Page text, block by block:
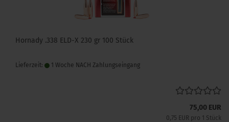
Hornady .338 ELD-X 230 gr 100 Stück
Lieferzeit: 1 Woche NACH Zahlungseingang
75,00 EUR
0,75 EUR pro 1 Stück